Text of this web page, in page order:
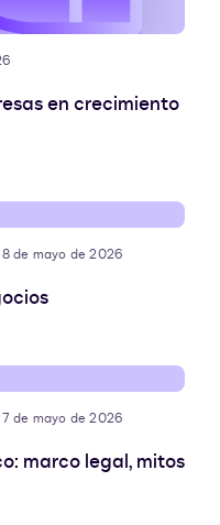
en crecimiento
8 de mayo de 2026
7 de mayo de 2026
marco legal, mitos